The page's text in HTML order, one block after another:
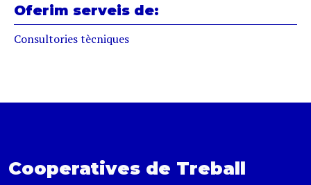
Oferim serveis de:
Consultories tècniques
Cooperatives de Treball